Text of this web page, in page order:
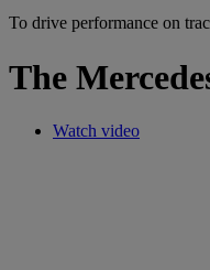
To drive performance on
The
Watch video